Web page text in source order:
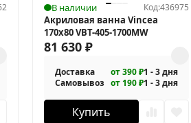
В наличии Код:436975
Акриловая ванна Vincea
170x80 VBT-405-1700MW
81 630₽
Доставка от 390 ₽1 - 3 дня
Самовывоз от 190 ₽1 - 3 дня
Купить